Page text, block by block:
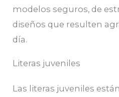
modelos seguros, de
diseños que resulten
día.
Literas juveniles
Las literas juveniles